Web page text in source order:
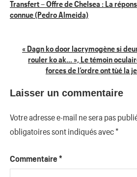
de
Transfert – Offre de Chelsea : La
connue (Pedro Almeida)
« Dagn ko door lacrymogène si
rouler ko ak… », Le témoin
forces de l’ordre ont tùé la
Laisser un commentaire
Votre adresse e-mail ne sera pas
obligatoires sont indiqués avec*
Commentaire *